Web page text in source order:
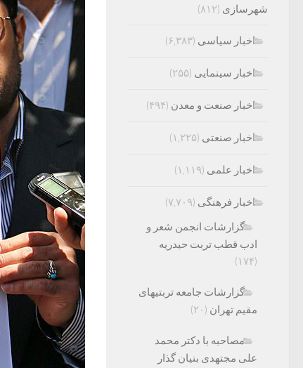
شهرسازی (۸۱۲)
اخبار سیاسی (۶,۳۸۳)
اخبار سینمایی (۲۵۵)
اخبار صنعت و معدن (۴۹۴)
اخبار صنعتی (۱,۲۲۵)
اخبار علمی (۱,۱۱۹)
اخبار فرهنگی (۷,۷۰۹)
گزارشات انجمن شعر و
ادب قطب تربت حیدریه
(۱۷۴)
گزارشات جامعه تربتیهای
مقیم تهران (۲۰)
مصاحبه با دکتر محمد
علی مجتهدی بنیان گذار